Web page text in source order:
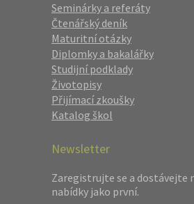
Seminárky a referáty
Čtenářský deník
Maturitní otázky
Diplomky a bakalářky
Studijní podklady
Životopisy
Přijímací zkoušky
Katalog škol
Newsletter
Zaregistrujte se a dostávejte
nabídky jako první.